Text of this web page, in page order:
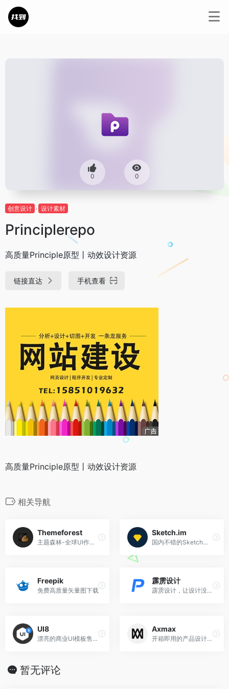
0 0
创意设计 设计素材
Principlerepo
高质量Principle原型丨动效设计资源
链接直达 手机查看
高质量Principle原型丨动效设计资源
相关导航
Themeforest
主题森林-全球UI作品出售平台
Sketch.im
国内不错的Sketch站点资源
Freepik
免费高质量矢量图下载
霹雳设计
霹雳设计，让设计没有门槛
UI8
漂亮的商业UI模板售卖平台
Axmax
开箱即用的产品设计资源库
暂无评论